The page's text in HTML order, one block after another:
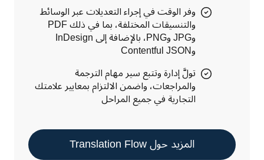
وفر الوقت في إجراء التعديلات عبر الوسائط
والتنسيقات المختلفة، بما في ذلك PDF
وJPG وPNG، بالإضافة إلى InDesign
وContentful JSON‏
تولَّ إدارة وتتبع سير مهام الترجمة
والمراجعات، واضمن الالتزام بمعايير علامتك
التجارية في جميع المراحل
المزيد حول Translation Flow